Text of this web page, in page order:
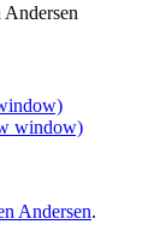
window)
Andersen.